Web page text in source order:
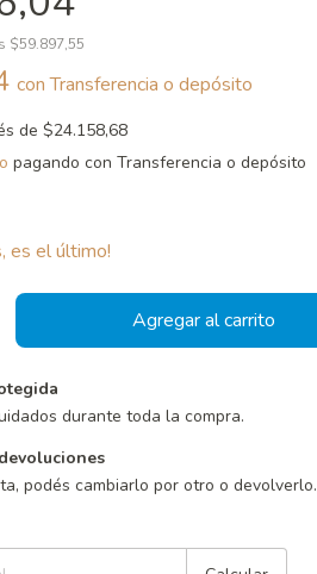
$59.897,55
con Transferencia o depósito
de $24.158,68
pagando con Transferencia o depósito
es el último!
durante toda la compra.
podés cambiarlo por otro o devolverlo.